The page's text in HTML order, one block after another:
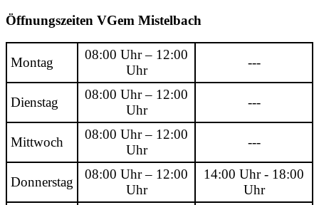
Öffnungszeiten VGem Mistelbach
Montag
08:00 Uhr – 12:00
Uhr
---
Dienstag
08:00 Uhr – 12:00
Uhr
---
Mittwoch
08:00 Uhr – 12:00
Uhr
---
Donnerstag
08:00 Uhr – 12:00
Uhr
14:00 Uhr - 18:00
Uhr